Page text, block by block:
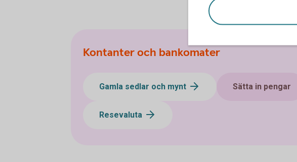
Kontanter och bankomater
Gamla sedlar och mynt Sätta in pengar
Resevaluta